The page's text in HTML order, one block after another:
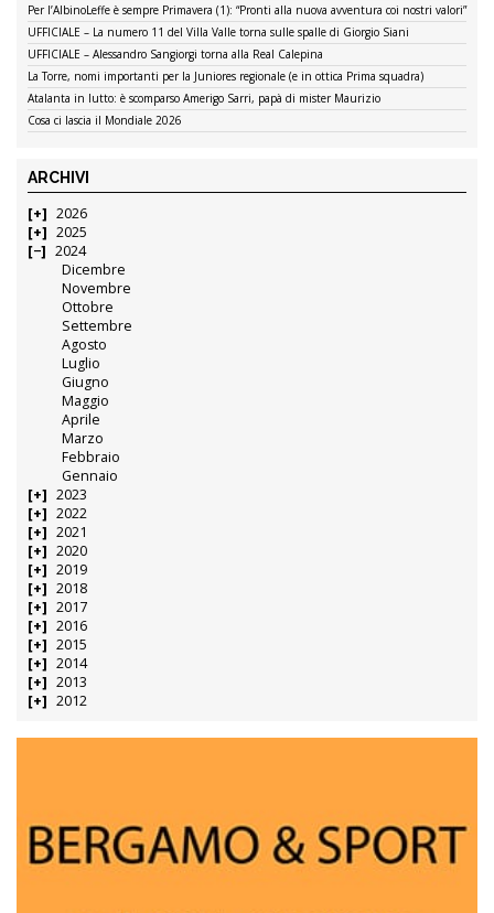
Per l’AlbinoLeffe è sempre Primavera (1): “Pronti alla nuova avventura coi nostri valori”
UFFICIALE – La numero 11 del Villa Valle torna sulle spalle di Giorgio Siani
UFFICIALE – Alessandro Sangiorgi torna alla Real Calepina
La Torre, nomi importanti per la Juniores regionale (e in ottica Prima squadra)
Atalanta in lutto: è scomparso Amerigo Sarri, papà di mister Maurizio
Cosa ci lascia il Mondiale 2026
ARCHIVI
2026
2025
2024
Dicembre
Novembre
Ottobre
Settembre
Agosto
Luglio
Giugno
Maggio
Aprile
Marzo
Febbraio
Gennaio
2023
2022
2021
2020
2019
2018
2017
2016
2015
2014
2013
2012